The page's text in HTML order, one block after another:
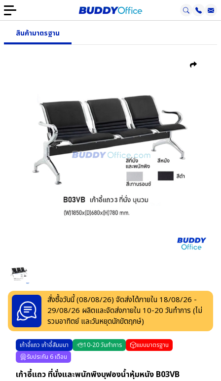
สินค้ามาตรฐาน
สั่งซื้อวันนี้ (08/08/26) จัดส่งได้ภายใน 18/08/26 -
29/08/26 ผลิตและจัดส่งภายใน 10-20 วันทำการ (ไม่
รวมอาทิตย์ และวันหยุดนักขัตฤกษ์)
เก้าอี้แถว เก้าอี้สัมมนา 10-20วันทำการ
แบบมาตรฐาน
รับประกัน 6 เดือน
เก้าอี้แถว ที่นั่งและพนักพิงบุฟองน้ำหุ้มหนัง B03VB